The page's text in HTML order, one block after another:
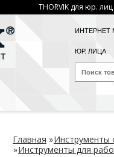
THORVIK для юр. лиц
ИНТЕРНЕТ
ЮР. ЛИЦА
Главная »Инструменты
»Инструменты для